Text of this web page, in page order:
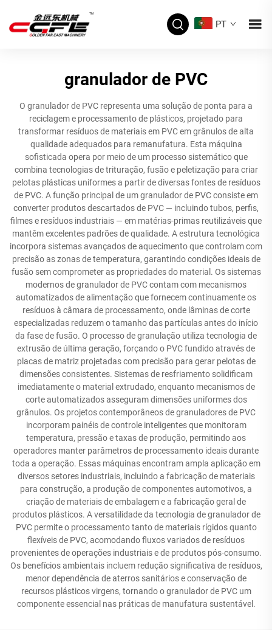
PT
granulador de PVC
O granulador de PVC representa uma solução de ponta para a
reciclagem e processamento de plásticos, projetado para
transformar resíduos de materiais em PVC em grânulos de alta
qualidade adequados para remanufatura. Esta máquina
sofisticada opera por meio de um processo sistemático que
combina tecnologias de trituração, fusão e peletização para criar
pelotas plásticas uniformes a partir de diversas fontes de resíduos
de PVC. A função principal de um granulador de PVC consiste em
converter produtos descartados de PVC — incluindo tubos, perfis,
filmes e resíduos industriais — em matérias-primas reutilizáveis que
mantêm excelentes padrões de qualidade. A estrutura tecnológica
incorpora sistemas avançados de aquecimento que controlam com
precisão as zonas de temperatura, garantindo condições ideais de
fusão sem comprometer as propriedades do material. Os sistemas
modernos de granulador de PVC contam com mecanismos
automatizados de alimentação que fornecem continuamente os
resíduos à câmara de processamento, onde lâminas de corte
especializadas reduzem o tamanho das partículas antes do início
da fase de fusão. O processo de granulação utiliza tecnologia de
extrusão de última geração, forçando o PVC fundido através de
placas de matriz projetadas com precisão para gerar pelotas de
dimensões consistentes. Sistemas de resfriamento solidificam
imediatamente o material extrudado, enquanto mecanismos de
corte automatizados asseguram dimensões uniformes dos
grânulos. Os projetos contemporâneos de granuladores de PVC
incorporam painéis de controle inteligentes que monitoram
temperatura, pressão e taxas de produção, permitindo aos
operadores manter parâmetros de processamento ideais durante
toda a operação. Essas máquinas encontram ampla aplicação em
diversos setores industriais, incluindo a fabricação de materiais
para construção, a produção de componentes automotivos, a
criação de materiais de embalagem e a fabricação geral de
produtos plásticos. A versatilidade da tecnologia de granulador de
PVC permite o processamento tanto de materiais rígidos quanto
flexíveis de PVC, acomodando fluxos variados de resíduos
provenientes de operações industriais e de produtos pós-consumo.
Os benefícios ambientais incluem redução significativa de resíduos,
menor dependência de aterros sanitários e conservação de
recursos plásticos virgens, tornando o granulador de PVC um
componente essencial nas práticas de manufatura sustentável.